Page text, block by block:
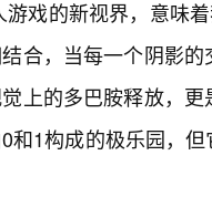
戏的新视界，意味
合，当每一个阴影
上的多巴胺释放，
和1构成的极乐园，